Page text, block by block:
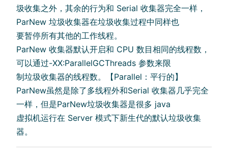
圾收集之外，其余的行为和 Serial 收集器完全一样，
ParNew 垃圾收集器在垃圾收集过程中同样也
要暂停所有其他的工作线程。
ParNew 收集器默认开启和 CPU 数目相同的线程数，
可以通过-XX:ParallelGCThreads 参数来限
制垃圾收集器的线程数。【Parallel：平行的】
ParNew虽然是除了多线程外和Serial 收集器几乎完全
一样，但是ParNew垃圾收集器是很多 java
虚拟机运行在 Server 模式下新生代的默认垃圾收集
器。